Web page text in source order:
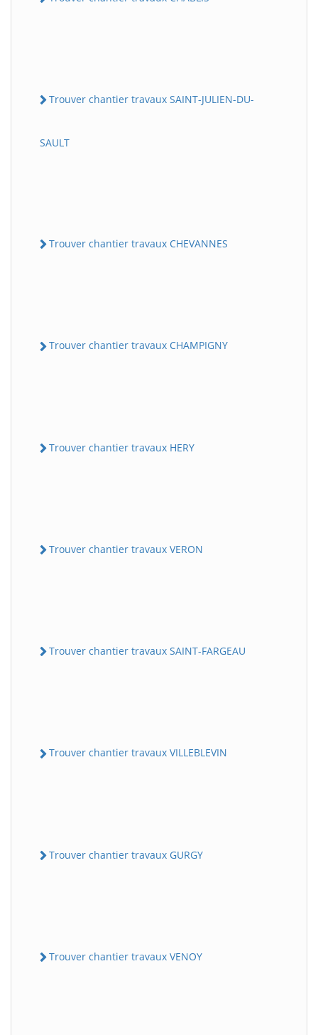
Trouver chantier travaux SAINT-JULIEN-DU-
SAULT
Trouver chantier travaux CHEVANNES
Trouver chantier travaux CHAMPIGNY
Trouver chantier travaux HERY
Trouver chantier travaux VERON
Trouver chantier travaux SAINT-FARGEAU
Trouver chantier travaux VILLEBLEVIN
Trouver chantier travaux GURGY
Trouver chantier travaux VENOY